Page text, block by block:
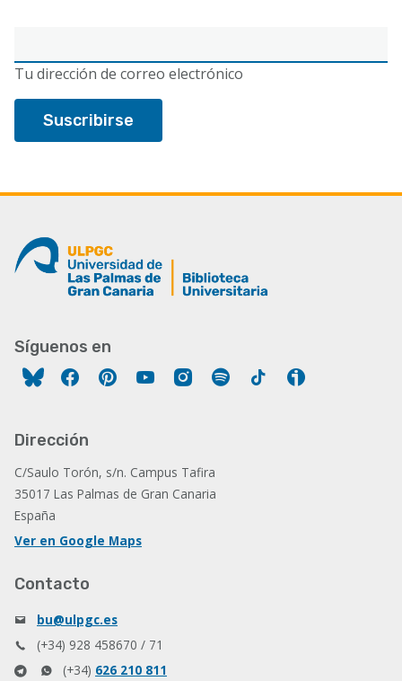
electrónico
Tu dirección de correo electrónico
Síguenos en
FacebookPinterestYouTubeInstagram
Spotify Tiktok
Dirección
C/Saulo Torón, s/n. Campus Tafira
35017 Las Palmas de Gran Canaria
España
Ver en Google Maps
Contacto
bu@ulpgc.es
(+34) 928 458670 / 71
(+34) 626 210 811